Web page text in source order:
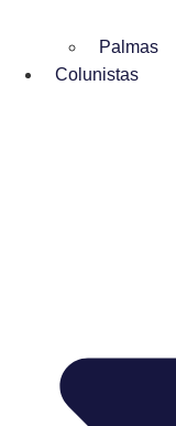
Palmas
Colunistas